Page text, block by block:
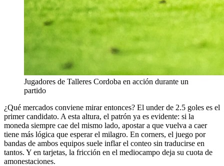
Jugadores de Talleres Cordoba en acción durante un
partido
¿Qué mercados conviene mirar entonces? El under de 2.5 goles es el
primer candidato. A esta altura, el patrón ya es evidente: si la
moneda siempre cae del mismo lado, apostar a que vuelva a caer
tiene más lógica que esperar el milagro. En corners, el juego por
bandas de ambos equipos suele inflar el conteo sin traducirse en
tantos. Y en tarjetas, la fricción en el mediocampo deja su cuota de
amonestaciones.